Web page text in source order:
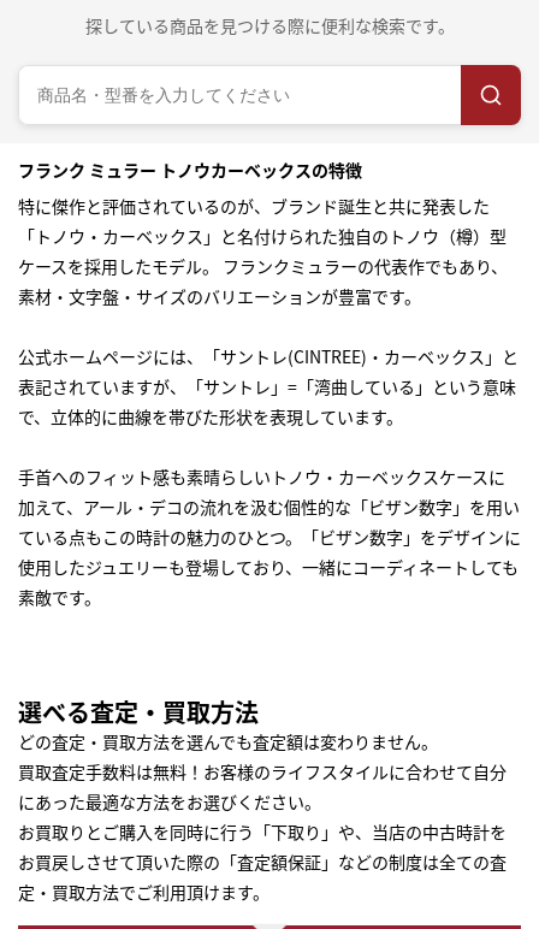
探している商品を見つける際に便利な検索です。
フランク ミュラー トノウカーベックスの特徴
特に傑作と評価されているのが、ブランド誕生と共に発表した
「トノウ・カーベックス」と名付けられた独自のトノウ（樽）型
ケースを採用したモデル。 フランクミュラーの代表作でもあり、
素材・文字盤・サイズのバリエーションが豊富です。
公式ホームページには、「サントレ(CINTREE)・カーベックス」と
表記されていますが、「サントレ」=「湾曲している」という意味
で、立体的に曲線を帯びた形状を表現しています。
手首へのフィット感も素晴らしいトノウ・カーベックスケースに
加えて、アール・デコの流れを汲む個性的な「ビザン数字」を用い
ている点もこの時計の魅力のひとつ。「ビザン数字」をデザインに
使用したジュエリーも登場しており、一緒にコーディネートしても
素敵です。
選べる査定・買取方法
どの査定・買取方法を選んでも査定額は変わりません。
買取査定手数料は無料！お客様のライフスタイルに合わせて自分
にあった最適な方法をお選びください。
お買取りとご購入を同時に行う「下取り」や、当店の中古時計を
お買戻しさせて頂いた際の「査定額保証」などの制度は全ての査
定・買取方法でご利用頂けます。